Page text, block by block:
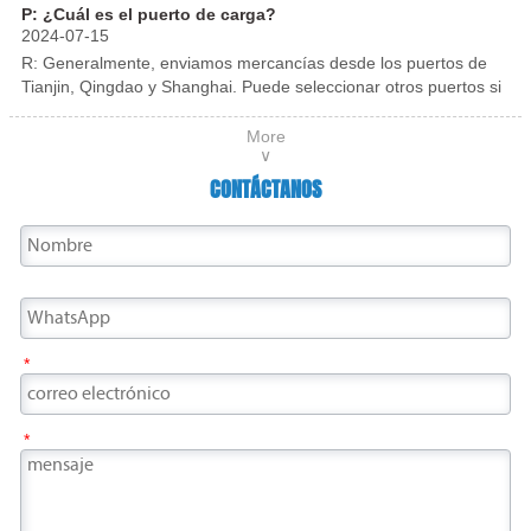
pasillos, lobby de hoteles y diversas series de
corrosión, rayones, etc. durante el transporte.
P: ¿Cuál es el puerto de carga?
2024-07-15
R: Generalmente, enviamos mercancías desde los puertos de
Tianjin, Qingdao y Shanghai. Puede seleccionar otros puertos si
More
∨
CONTÁCTANOS
*
*